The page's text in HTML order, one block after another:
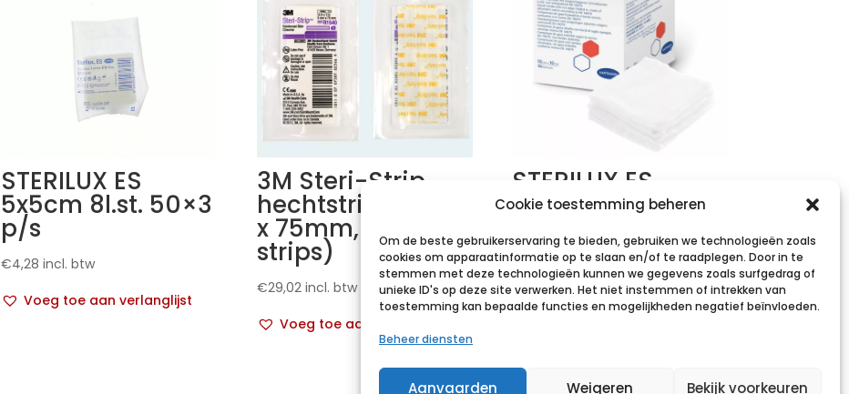
Cookie toestemming beheren
Om de beste gebruikerservaring te bieden, gebruiken we technologieën zoals
cookies om apparaatinformatie op te slaan en/of te raadplegen. Door in te
stemmen met deze technologieën kunnen we gegevens zoals surfgedrag of
unieke ID's op deze site verwerken. Het niet instemmen of intrekken van
toestemming kan bepaalde functies en mogelijkheden negatief beïnvloeden.
Beheer diensten
Aanvaarden Weigeren Bekijk voorkeuren
STERILUX ES
5x5cm 8l.st. 50×3
p/s
€4,28 incl. btw
Voeg toe aan verlanglijst
3M Steri-Strip
hechtstrips, 3mm
x 75mm, (10x 5
strips)
€29,02 incl. btw
Voeg toe aan verlanglijst
STERILUX ES
10x10cm 8l.st.
40×3 p/s
€9,20 incl. btw
Voeg toe aan verlanglijst